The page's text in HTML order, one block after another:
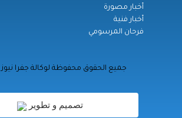
أخبار مصورة
أخبار فنية
فرحان المرسومي
© جميع الحقوق محفوظة لوكالة جفرا نيوز 2024
تصميم و تطوير